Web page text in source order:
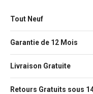
Tout Neuf
Garantie de 12 Mois
Livraison Gratuite
Retours Gratuits sous